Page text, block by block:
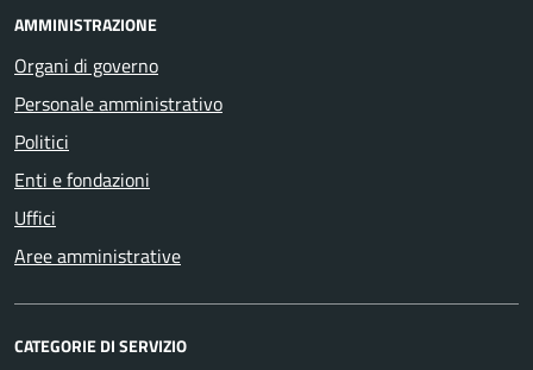
AMMINISTRAZIONE
Organi di governo
Personale amministrativo
Politici
Enti e fondazioni
Uffici
Aree amministrative
CATEGORIE DI SERVIZIO